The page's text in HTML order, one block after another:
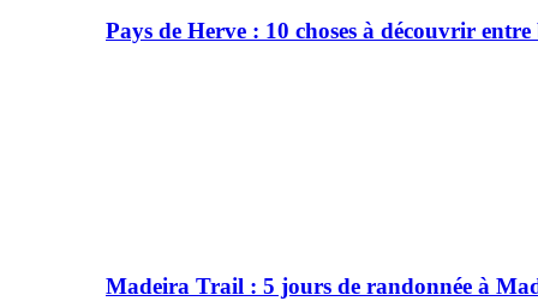
Pays de Herve : 10 choses à découvrir
Madeira Trail : 5 jours de randonnée à